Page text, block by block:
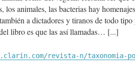
los animales, las bacterias hay
a dictadores y tiranos de todo tipo
libro es que las así llamadas…
revista-n/